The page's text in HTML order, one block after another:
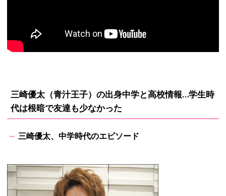
三崎優太（青汁王子）の出身中学と高校情報…学生時
代は根暗で友達も少なかった
三崎優太、中学時代のエピソード